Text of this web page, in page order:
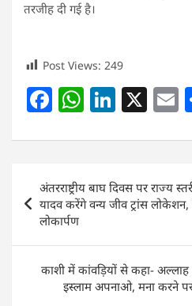
तरजीह दी गई है।
Post Views: 249
F
c
e
b
o
o
k
W
at
s
A
p
Li
k
e
dI
X E
l
Post
navigation
अंतरराष्ट्रीय बाघ दिवस पर राज्य
यादव करेंगे वन्य जीव ट्रांस लोकेशन,
लोकार्पण
काशी में कांवड़ियों से कहा-
इस्लाम अपनाओ, मना करने पर